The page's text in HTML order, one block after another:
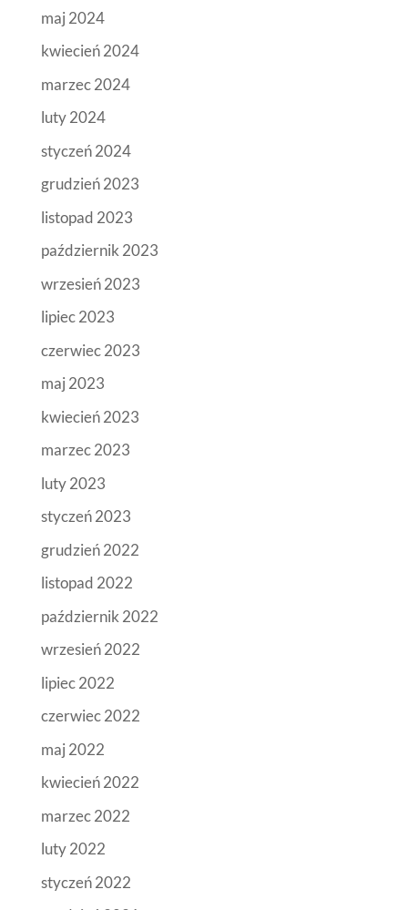
maj 2024
kwiecień 2024
marzec 2024
luty 2024
styczeń 2024
grudzień 2023
listopad 2023
październik 2023
wrzesień 2023
lipiec 2023
czerwiec 2023
maj 2023
kwiecień 2023
marzec 2023
luty 2023
styczeń 2023
grudzień 2022
listopad 2022
październik 2022
wrzesień 2022
lipiec 2022
czerwiec 2022
maj 2022
kwiecień 2022
marzec 2022
luty 2022
styczeń 2022